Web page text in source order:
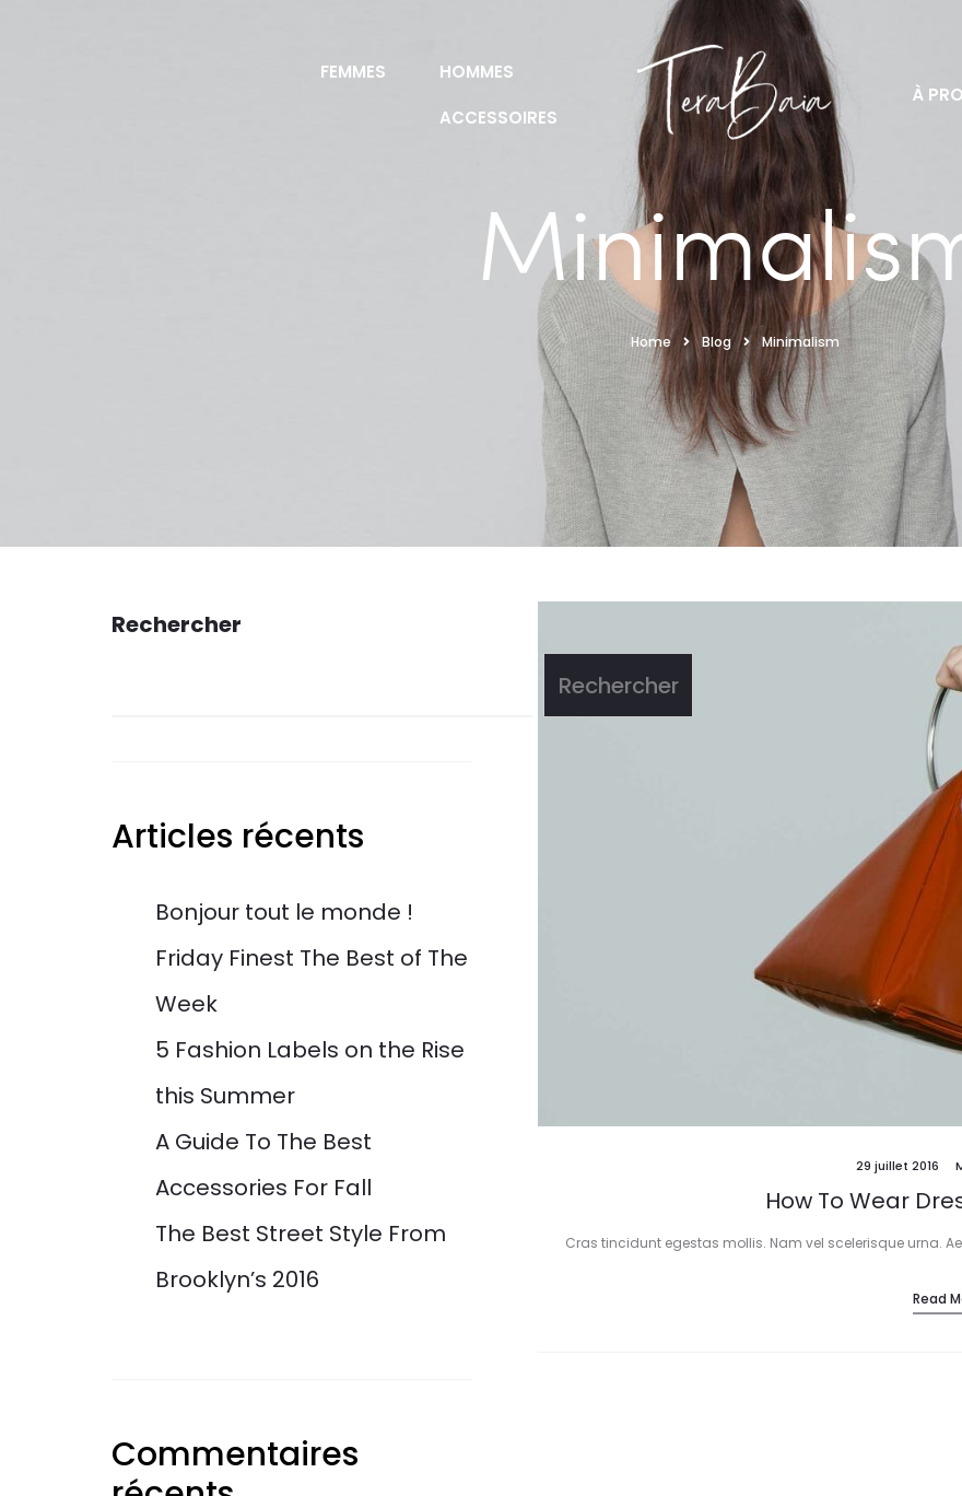
FEMMES
HOMMES
ACCESSOIRES
À
Home Blog Minimalism
29 juillet 2016
How To Wear
Cras tincidunt egestas mollis. Nam vel scelerisque urna.
Read
Rechercher
Rechercher
Articles récents
Bonjour tout le monde !
Friday Finest The Best of The
Week
5 Fashion Labels on the Rise
this Summer
A Guide To The Best
Accessories For Fall
The Best Street Style From
Brooklyn’s 2016
Commentaires